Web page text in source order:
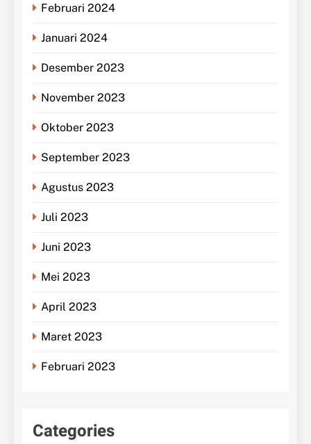
Februari 2024
Januari 2024
Desember 2023
November 2023
Oktober 2023
September 2023
Agustus 2023
Juli 2023
Juni 2023
Mei 2023
April 2023
Maret 2023
Februari 2023
Categories